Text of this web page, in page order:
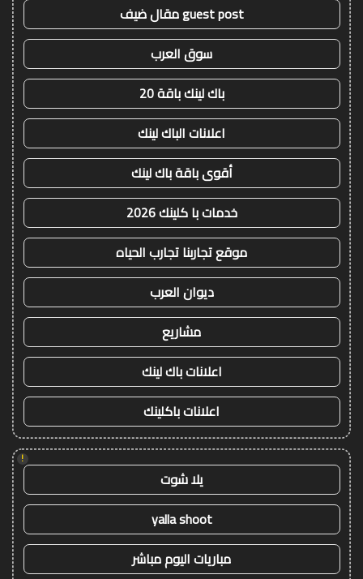
guest post مقال ضيف
سوق العرب
باك لينك باقة 20
اعلانات الباك لينك
أقوى باقة باك لينك
خدمات با كلينك 2026
موقع تجاربنا تجارب الحياه
ديوان العرب
مشاريع
اعلانات باك لينك
اعلانات باكلينك
!
يلا شوت
yalla shoot
مباريات اليوم مباشر